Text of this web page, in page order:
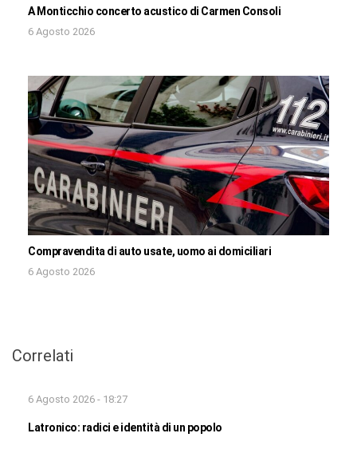
A Monticchio concerto acustico di Carmen Consoli
6 Agosto 2026
Compravendita di auto usate, uomo ai domiciliari
6 Agosto 2026
Correlati
6 Agosto 2026 - 18:27
Latronico: radici e identità di un popolo